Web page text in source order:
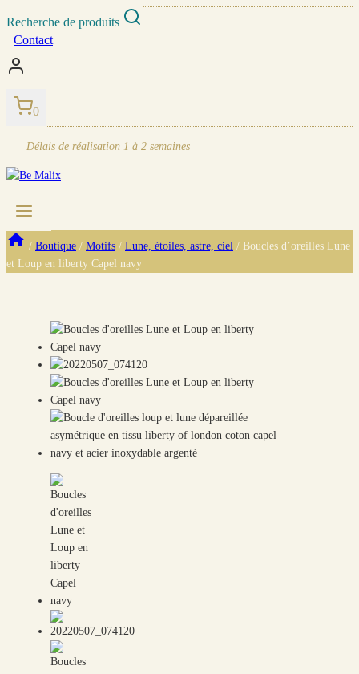
content
Recherche de produits
Contact
0
Délais de réalisation 1 à 2 semaines
/ Boutique / Motifs / Lune, étoiles, astre, ciel / Boucles d’oreilles Lune
et Loup en liberty Capel navy